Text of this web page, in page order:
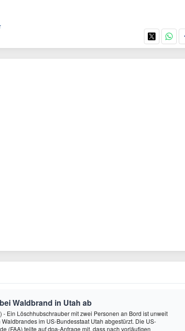
Waldbrand in Utah ab
- Ein Löschhubschrauber mit zwei Personen an Bord ist unweit
im US-Bundesstaat Utah abgestürzt. Die US-
(FAA) teilte auf dpa-Anfrage mit, dass nach vorläufigen